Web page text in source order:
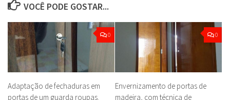
VOCÊ PODE GOSTAR...
0
Adaptação de fechaduras em
portas de um guarda roupas.
0
Envernizamento de portas de
madeira, com técnica de